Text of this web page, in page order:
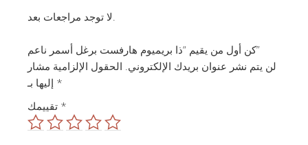
كن أول من يقيم “ذا بريميوم هارفست برغل أسمر ناعم”
لن يتم نشر عنوان بريدك الإلكتروني. الحقول الإلزامية مشار
*
*